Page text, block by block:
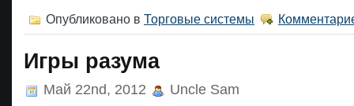
Опубликовано в Торговые системы
Игры разума
Май 22nd, 2012 Uncle Sam